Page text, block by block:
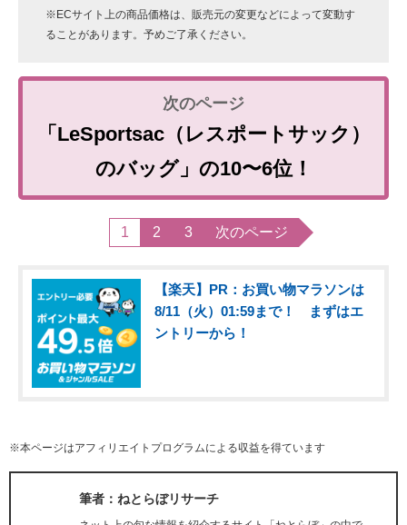
※ECサイト上の商品価格は、販売元の変更などによって変動す
ることがあります。予めご了承ください。
「LeSportsac（レスポートサック）
のバッグ」の10〜6位！
1 2 3 次のページ
【楽天】PR：お買い物マラソンは
8/11（火）01:59まで！ まずはエ
ントリーから！
※本ページはアフィリエイトプログラムによる収益を得ています
筆者：ねとらぼリサーチ